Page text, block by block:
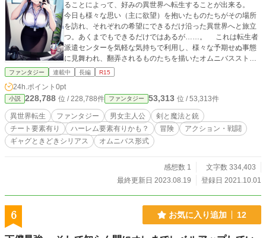
ることによって、好みの異世界へ転生することが出来る。
今日も様々な思い（主に欲望）を抱いたものたちがその場所
を訪れ、それぞれの希望にできるだけ沿った異世界へと旅立
つ。あくまでもできるだけではあるが……。 これは転生者
派遣センターを気軽な気持ちで利用し、様々な予期せぬ事態
に見舞われ、翻弄されるものたちを描いたオムニバスストー
リーである。 ※オムニバス形式です。ケース１～３、いずれ
ファンタジー 連載中 長編 R15
24h.ポイント 0pt
小説 228,788 位 / 228,788件 ファンタジー 53,313 位 / 53,313件
異世界転生 ファンタジー 男女主人公
剣と魔法と銃
チート要素有り
ハーレム要素有りかも？ 冒険
アクション・戦闘
ギャグときどきシリアス
オムニバス形式
感想数 1
文字数 334,403
最終更新日 2023.08.19
登録日 2021.10.01
6 お気に入り追加 12